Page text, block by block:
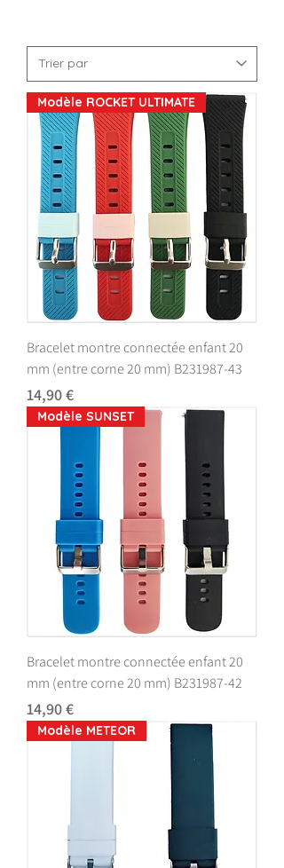
Modèle ROCKET ULTIMATE
Bracelet montre connectée enfant 20
mm (entre corne 20 mm) B231987-43
Prix
14,90 €
Modèle SUNSET
Bracelet montre connectée enfant 20
mm (entre corne 20 mm) B231987-42
Prix
14,90 €
Modèle METEOR